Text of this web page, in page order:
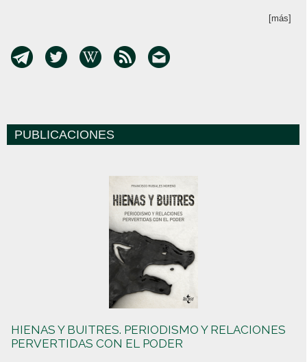
[más]
PUBLICACIONES
HIENAS Y BUITRES. PERIODISMO Y RELACIONES
PERVERTIDAS CON EL PODER